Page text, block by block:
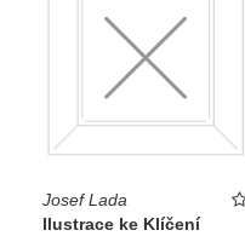
Josef Lada
Ilustrace ke Klíčení